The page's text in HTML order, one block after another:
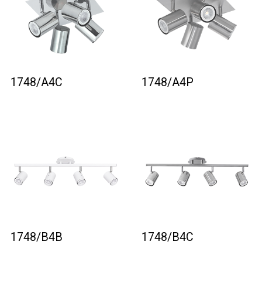
1748/A4C 1748/A4P
1748/B4B 1748/B4C